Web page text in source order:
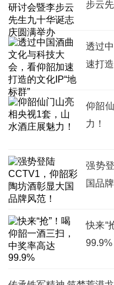
步云
透过
速打
仰韶
力！
强势
国品
快来“
99.9%